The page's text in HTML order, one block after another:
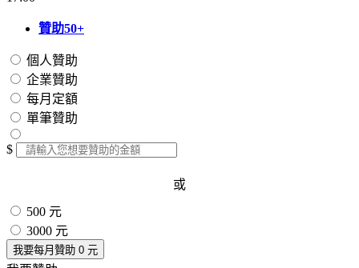
贊助50+
個人贊助
企業贊助
每月定額
單筆贊助
$
或
500 元
3000 元
我要每月贊助 0 元